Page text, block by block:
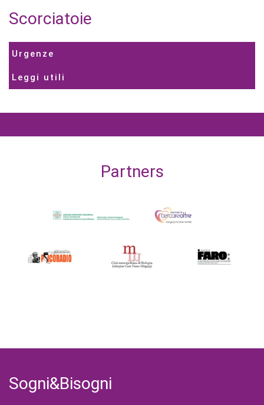
Scorciatoie
Urgenze
Leggi utili
Partners
Sogni&Bisogni